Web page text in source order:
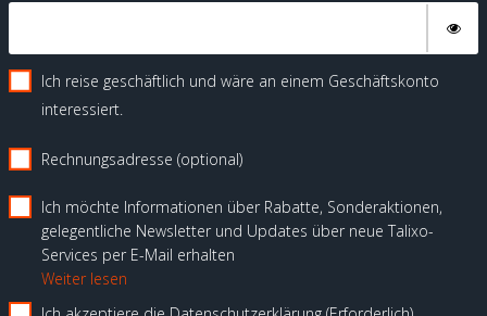
Ich reise geschäftlich und wäre an einem Geschäftskonto
interessiert.
Rechnungsadresse (optional)
Ich möchte Informationen über Rabatte, Sonderaktionen,
gelegentliche Newsletter und Updates über neue Talixo-
Services per E-Mail erhalten
Weiter lesen